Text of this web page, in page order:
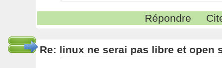
Répondre
Re: linux ne serai pas libre et open